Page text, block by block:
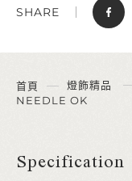
SHARE
首頁 燈飾精品
NEEDLE OK
Specification